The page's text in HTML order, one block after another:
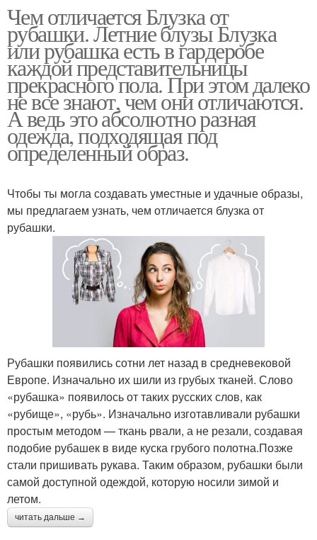
Чем отличается Блузка от
рубашки. Летние блузы Блузка
или рубашка есть в гардеробе
каждой представительницы
прекрасного пола. При этом далеко
не все знают, чем они отличаются.
А ведь это абсолютно разная
одежда, подходящая под
определенный образ.
Чтобы ты могла создавать уместные и удачные образы,
мы предлагаем узнать, чем отличается блузка от
рубашки.
Рубашки появились сотни лет назад в средневековой
Европе. Изначально их шили из грубых тканей. Слово
«рубашка» появилось от таких русских слов, как
«рубище», «рубь». Изначально изготавливали рубашки
простым методом — ткань рвали, а не резали, создавая
подобие рубашек в виде куска грубого полотна.Позже
стали пришивать рукава. Таким образом, рубашки были
самой доступной одеждой, которую носили зимой и
летом.
читать дальше →